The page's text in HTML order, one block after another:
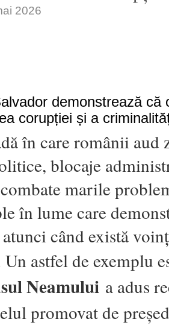
2026
în care românii aud
blocaje
marile
în lume care
când există
astfel de exemplu
Neamului a adus
promovat de